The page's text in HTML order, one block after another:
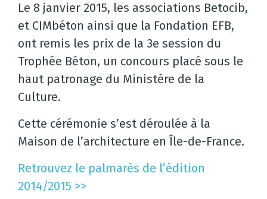
Le 8 janvier 2015, les associations Betocib,
et CIMbéton ainsi que la Fondation EFB,
ont remis les prix de la 3e session du
Trophée Béton, un concours placé sous le
haut patronage du Ministère de la
Culture.
Cette cérémonie s’est déroulée à la
Maison de l’architecture en Île-de-France.
Retrouvez le palmarès de l’édition
2014/2015 >>